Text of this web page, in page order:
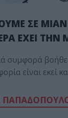
ΣΕ
ΕΧΕΙ ΤΗΝ
συμφορά
είναι εκεί